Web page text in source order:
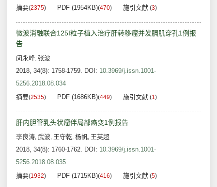
摘要(2375) PDF (1954KB)(470) 施引文献 (3)
微波消融联合125I粒子植入治疗肝转移瘤并发膈肌穿孔1例报
告
闵永峰, 张波
2018, 34(8): 1758-1759. DOI: 10.3969/j.issn.1001-
5256.2018.08.034
摘要(2535) PDF (1686KB)(449) 施引文献 (1)
肝内胆管乳头状瘤伴局部癌变1例报告
李良涛, 武波, 王守乾, 杨帆, 王英超
2018, 34(8): 1760-1762. DOI: 10.3969/j.issn.1001-
5256.2018.08.035
摘要(1932) PDF (1715KB)(416) 施引文献 (5)